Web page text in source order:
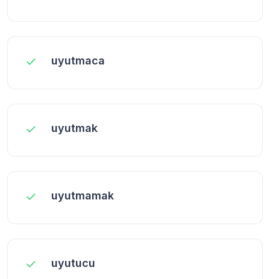
uyutmaca
uyutmak
uyutmamak
uyutucu